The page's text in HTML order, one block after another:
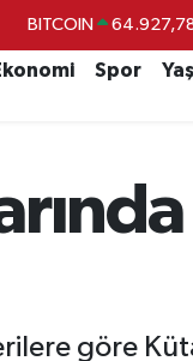
BITCOIN
DOLAR 47,5894
GRAM ALTIN 6527.85
Spor
göre